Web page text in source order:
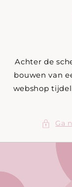
Achter de
bouwen van
webshop
Ga